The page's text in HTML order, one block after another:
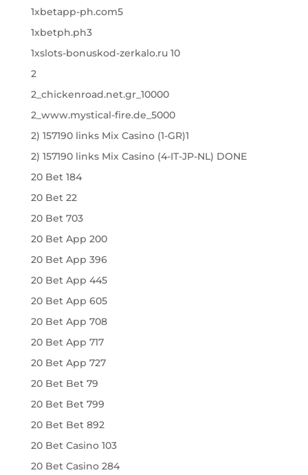
1xbetapp-ph.com5
1xbetph.ph3
1xslots-bonuskod-zerkalo.ru 10
2
2_chickenroad.net.gr_10000
2_www.mystical-fire.de_5000
2) 157190 links Mix Casino (1-GR)1
2) 157190 links Mix Casino (4-IT-JP-NL) DONE
20 Bet 184
20 Bet 22
20 Bet 703
20 Bet App 200
20 Bet App 396
20 Bet App 445
20 Bet App 605
20 Bet App 708
20 Bet App 717
20 Bet App 727
20 Bet Bet 79
20 Bet Bet 799
20 Bet Bet 892
20 Bet Casino 103
20 Bet Casino 284